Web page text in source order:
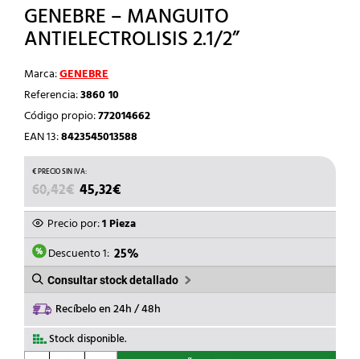
GENEBRE – MANGUITO
ANTIELECTROLISIS 2.1/2”
Marca:GENEBRE
Referencia:3860 10
Código propio:772014662
EAN 13:8423545013588
60,42€ EL
PRECIO
ORIGINAL
ERA:
60,42€.
45,32€
PRECIO
ACTUAL
ES:
45,32€.
Precio por:1 Pieza
Descuento 1: 25%
Consultar stock detallado
Recíbelo en 24h / 48h
Stock disponible.